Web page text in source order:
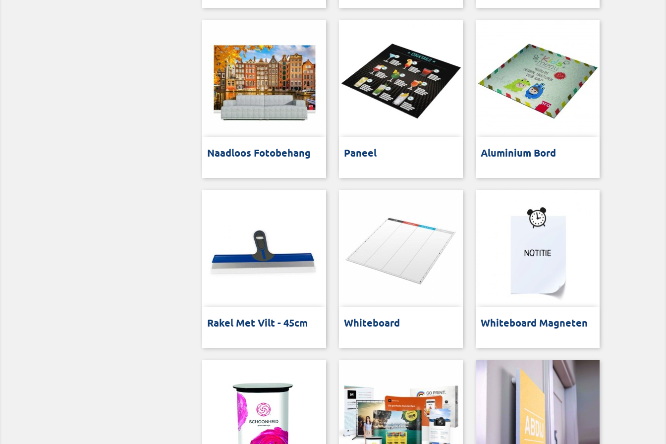
Naadloos Fotobehang
Krasvast behang uit één deel Paneel
Kies uit negen plaatmaterialen Aluminium Bord
Licht en sterk aluminium paneel
Rakel Met Vilt - 45cm
Voor het monteren van behang Whiteboard
Magnetisch en beschrijfbaar bord Whiteboard Magneten
Voor whitebord of memobord